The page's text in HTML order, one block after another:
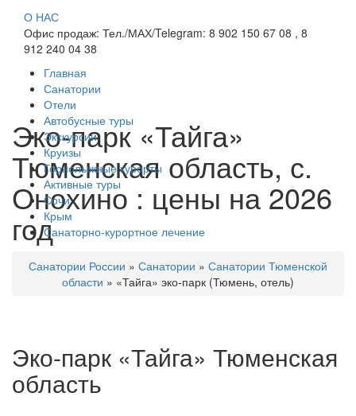
О НАС
Офис продаж: Тел./МАХ/Telegram: 8 902 150 67 08 , 8
912 240 04 38
Главная
Санатории
Отели
Автобусные туры
Экскурсии
Круизы
Горнолыжные курорты
Активные туры
Сочи
Крым
Санаторно-курортное лечение
Эко-парк «Тайга»
Тюменская область, с.
Онохино : цены на 2026
год
Санатории России » Санатории » Санатории Тюменской
области » «Тайга» эко-парк (Тюмень, отель)
Эко-парк «Тайга» Тюменская
область